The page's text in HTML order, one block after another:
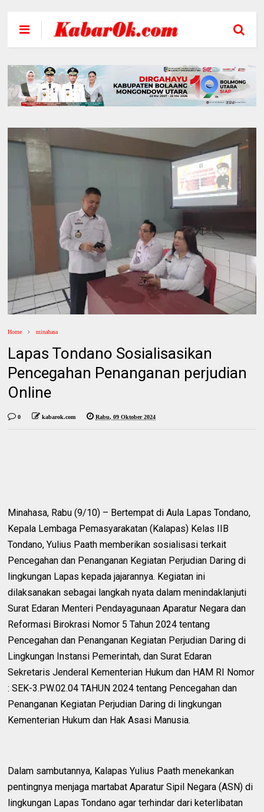
Home minahasa
Lapas Tondano Sosialisasikan
Pencegahan Penanganan perjudian
Online
0 kabarok.com Rabu, 09 Oktober 2024
Minahasa, Rabu (9/10) – Bertempat di Aula Lapas Tondano,
Kepala Lembaga Pemasyarakatan (Kalapas) Kelas IIB
Tondano, Yulius Paath memberikan sosialisasi terkait
Pencegahan dan Penanganan Kegiatan Perjudian Daring di
lingkungan Lapas kepada jajarannya. Kegiatan ini
dilaksanakan sebagai langkah nyata dalam menindaklanjuti
Surat Edaran Menteri Pendayagunaan Aparatur Negara dan
Reformasi Birokrasi Nomor 5 Tahun 2024 tentang
Pencegahan dan Penanganan Kegiatan Perjudian Daring di
Lingkungan Instansi Pemerintah, dan Surat Edaran
Sekretaris Jenderal Kementerian Hukum dan HAM RI Nomor
: SEK-3.PW.02.04 TAHUN 2024 tentang Pencegahan dan
Penanganan Kegiatan Perjudian Daring di lingkungan
Kementerian Hukum dan Hak Asasi Manusia.
Dalam sambutannya, Kalapas Yulius Paath menekankan
pentingnya menjaga martabat Aparatur Sipil Negara (ASN) di
lingkungan Lapas Tondano agar terhindar dari keterlibatan